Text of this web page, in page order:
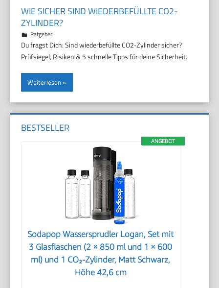
WIE SICHER SIND WIEDERBEFÜLLTE CO2-
ZYLINDER?
4. April 2026
Marco
Ratgeber
Du fragst Dich: Sind wiederbefüllte CO2‑Zylinder sicher?
Prüfsiegel, Risiken & 5 schnelle Tipps für deine Sicherheit.
Weiterlesen
BESTSELLER
ANGEBOT
Sodapop Wassersprudler Logan, Set mit
3 Glasflaschen (2 × 850 ml und 1 × 600
ml) und 1 CO₂-Zylinder, Matt Schwarz,
Höhe 42,6 cm